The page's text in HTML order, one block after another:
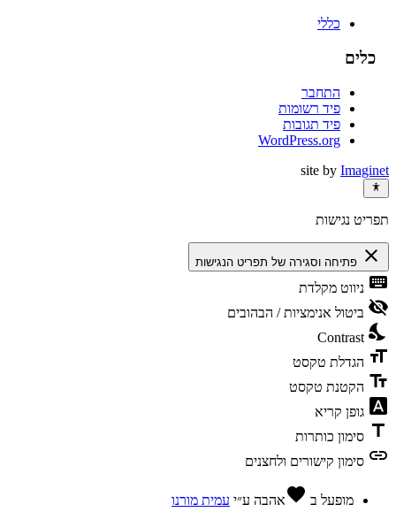
כללי
כלים
התחבר
פיד רשומות
פיד תגובות
WordPress.org
site by Imaginet
תפריט נגישות
close פתיחה וסגירה של תפריט הנגישות
keyboard ניווט מקלדת
visibility_off ביטול אנימציות / הבהובים
nights_stay
Contrast
format_size הגדלת טקסט
text_fields הקטנת טקסט
font_download גופן קריא
title סימון כותרות
link סימון קישורים ולחצנים
מופעל ב favoriteאהבה ע״י עמית מורנו